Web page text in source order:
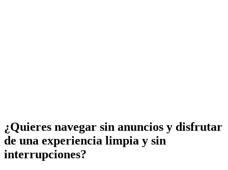
¿Quieres navegar sin anuncios y disfrutar
de una experiencia limpia y sin
interrupciones?